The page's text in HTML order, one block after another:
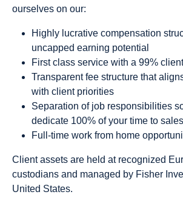
ourselves on our:
Highly lucrative compensation
uncapped earning potential
First class service with a 99%
Transparent fee structure that
with client priorities
Separation of job responsibilities
dedicate 100% of your time to sales
Full-time work from home
Client assets are held at recognized
custodians and managed by Fisher
United States.